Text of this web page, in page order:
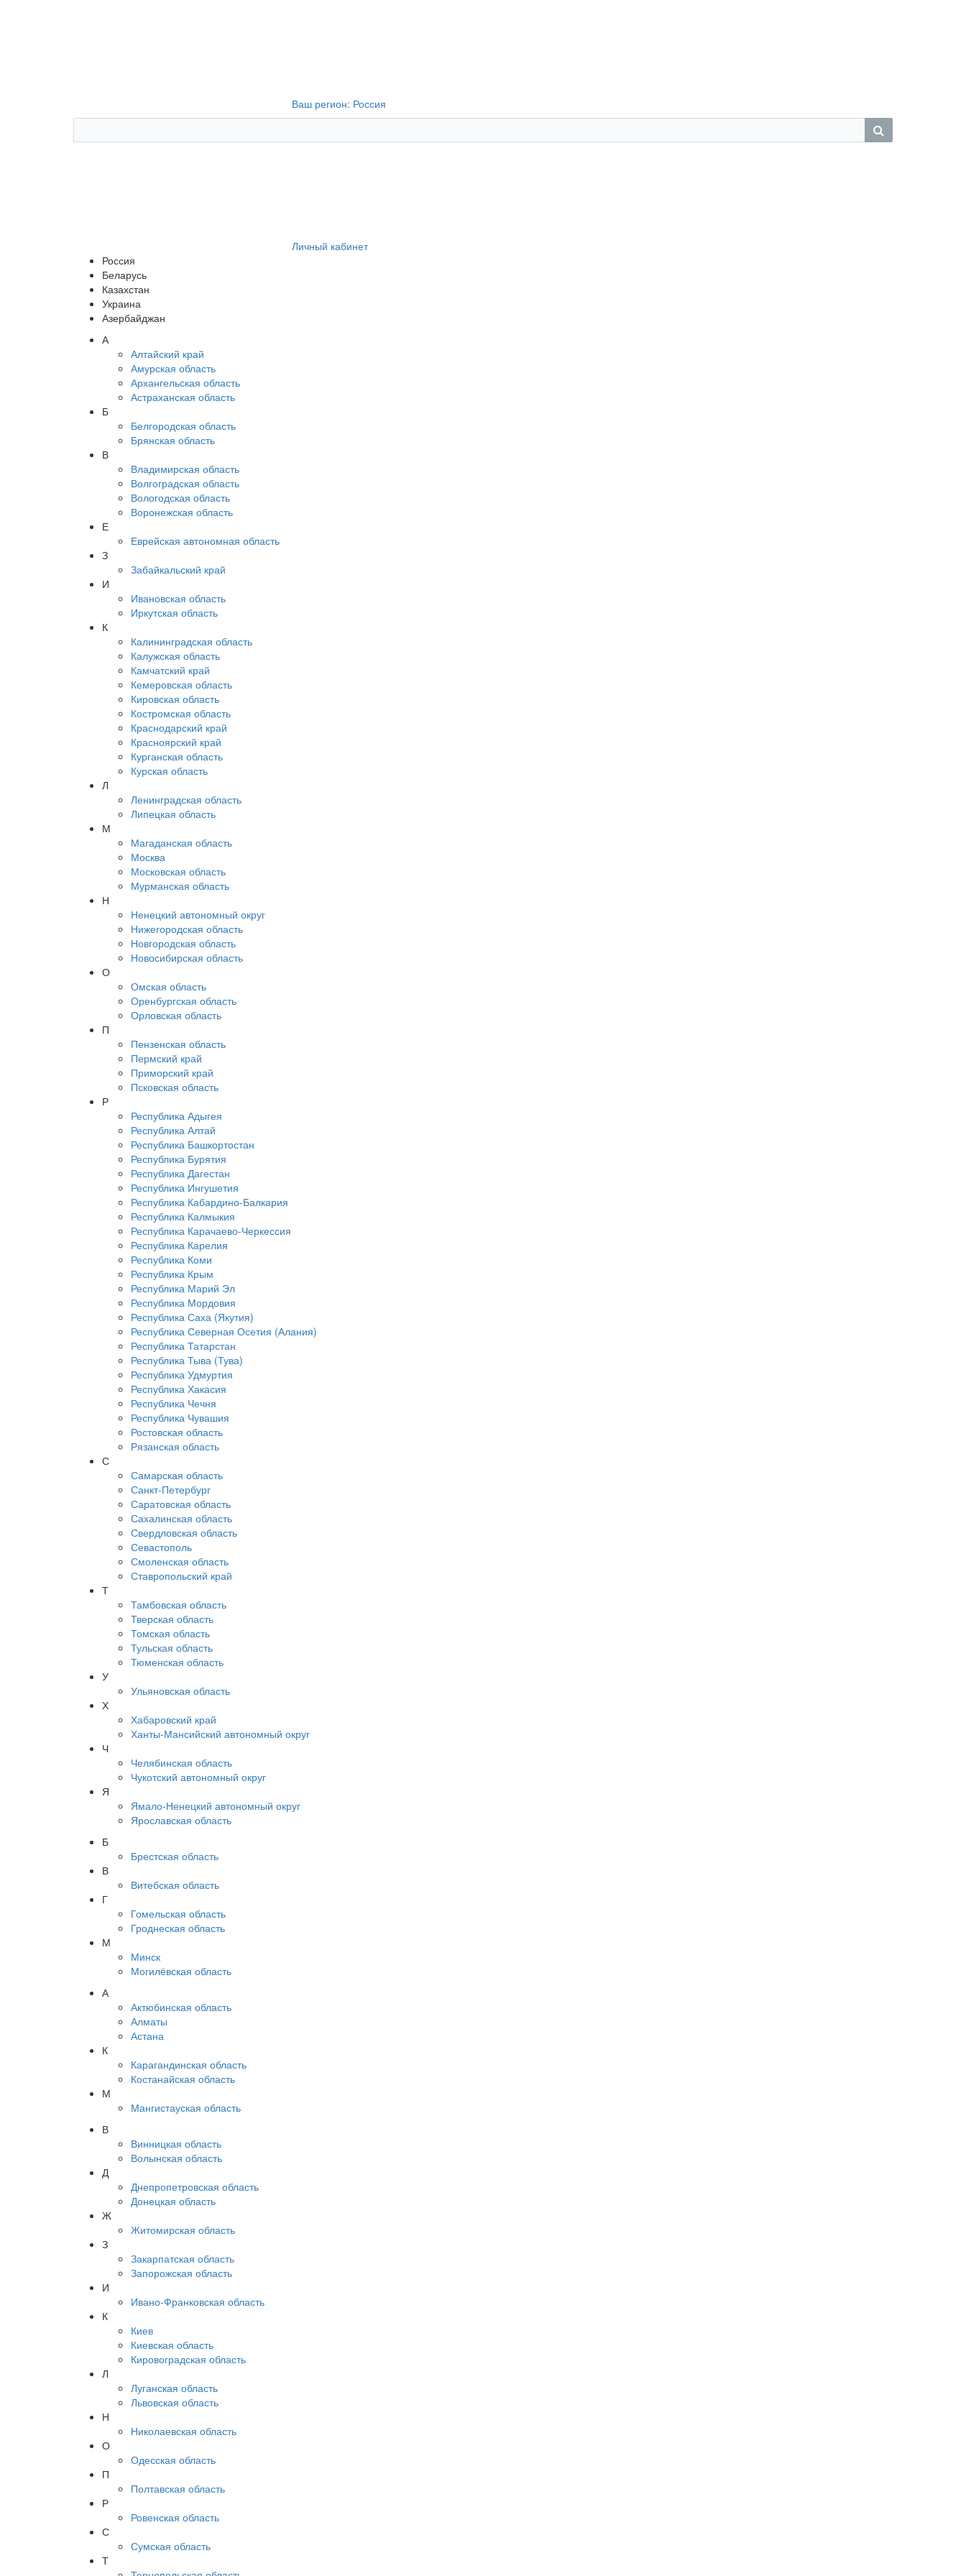
Ваш регион: Россия
Личный кабинет
Россия
Беларусь
Казахстан
Украина
Азербайджан
А
Алтайский край
Амурская область
Архангельская область
Астраханская область
Б
Белгородская область
Брянская область
В
Владимирская область
Волгоградская область
Вологодская область
Воронежская область
Е
Еврейская автономная область
З
Забайкальский край
И
Ивановская область
Иркутская область
К
Калининградская область
Калужская область
Камчатский край
Кемеровская область
Кировская область
Костромская область
Краснодарский край
Красноярский край
Курганская область
Курская область
Л
Ленинградская область
Липецкая область
М
Магаданская область
Москва
Московская область
Мурманская область
Н
Ненецкий автономный округ
Нижегородская область
Новгородская область
Новосибирская область
О
Омская область
Оренбургская область
Орловская область
П
Пензенская область
Пермский край
Приморский край
Псковская область
Р
Республика Адыгея
Республика Алтай
Республика Башкортостан
Республика Бурятия
Республика Дагестан
Республика Ингушетия
Республика Кабардино-Балкария
Республика Калмыкия
Республика Карачаево-Черкессия
Республика Карелия
Республика Коми
Республика Крым
Республика Марий Эл
Республика Мордовия
Республика Саха (Якутия)
Республика Северная Осетия (Алания)
Республика Татарстан
Республика Тыва (Тува)
Республика Удмуртия
Республика Хакасия
Республика Чечня
Республика Чувашия
Ростовская область
Рязанская область
С
Самарская область
Санкт-Петербург
Саратовская область
Сахалинская область
Свердловская область
Севастополь
Смоленская область
Ставропольский край
Т
Тамбовская область
Тверская область
Томская область
Тульская область
Тюменская область
У
Ульяновская область
Х
Хабаровский край
Ханты-Мансийский автономный округ
Ч
Челябинская область
Чукотский автономный округ
Я
Ямало-Ненецкий автономный округ
Ярославская область
Б
Брестская область
В
Витебская область
Г
Гомельская область
Гроднеская область
М
Минск
Могилёвская область
А
Актюбинская область
Алматы
Астана
К
Карагандинская область
Костанайская область
М
Мангистауская область
В
Винницкая область
Волынская область
Д
Днепропетровская область
Донецкая область
Ж
Житомирская область
З
Закарпатская область
Запорожская область
И
Ивано-Франковская область
К
Киев
Киевская область
Кировоградская область
Л
Луганская область
Львовская область
Н
Николаевская область
О
Одесская область
П
Полтавская область
Р
Ровенская область
С
Сумская область
Т